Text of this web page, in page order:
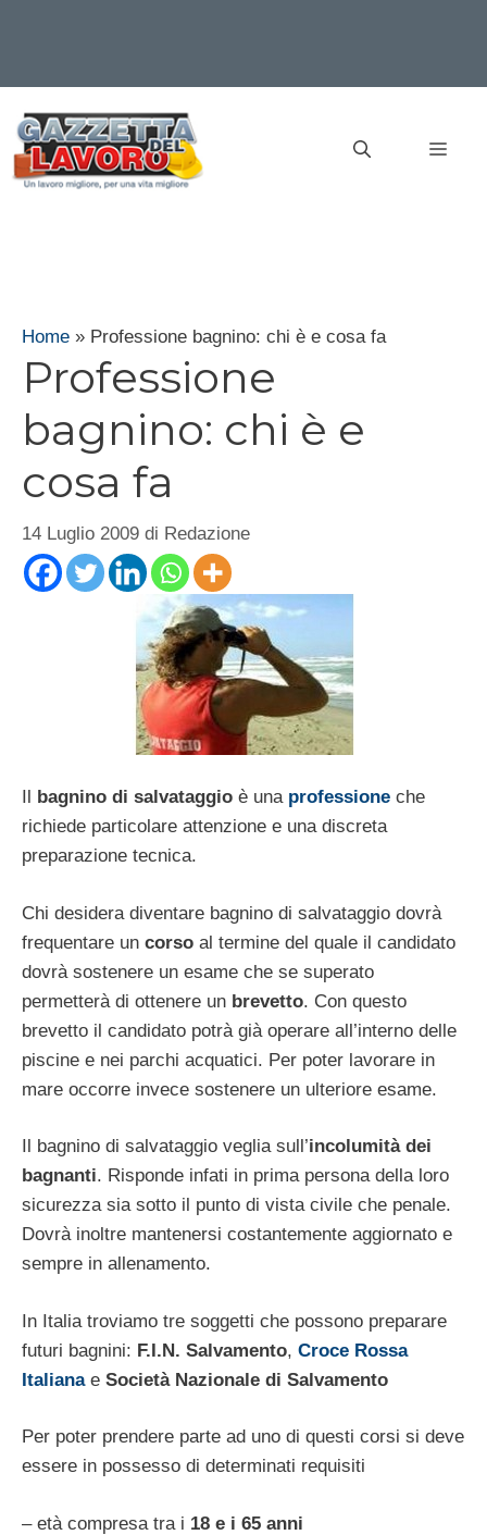
contenuto
Home » Professione bagnino: chi è e cosa fa
Professione
bagnino: chi è e
cosa fa
14 Luglio 2009 di Redazione
bagnino di salvataggio è una professione che
richiede particolare attenzione e una discreta
preparazione tecnica.
Chi desidera diventare bagnino di salvataggio dovrà
frequentare un corso al termine del quale il candidato
dovrà sostenere un esame che se superato
permetterà di ottenere un brevetto. Con questo
brevetto il candidato potrà già operare all’interno delle
piscine e nei parchi acquatici. Per poter lavorare in
mare occorre invece sostenere un ulteriore esame.
Il bagnino di salvataggio veglia sull’incolumità dei
bagnanti. Risponde infati in prima persona della loro
sicurezza sia sotto il punto di vista civile che penale.
Dovrà inoltre mantenersi costantemente aggiornato e
sempre in allenamento.
In Italia troviamo tre soggetti che possono preparare
futuri bagnini: F.I.N. Salvamento, Croce Rossa
Italianae Società Nazionale di Salvamento
Per poter prendere parte ad uno di questi corsi si deve
essere in possesso di determinati requisiti
– età compresa tra i 18 e i 65 anni